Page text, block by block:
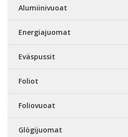
Alumiinivuoat
Energiajuomat
Eväspussit
Foliot
Foliovuoat
Glögijuomat